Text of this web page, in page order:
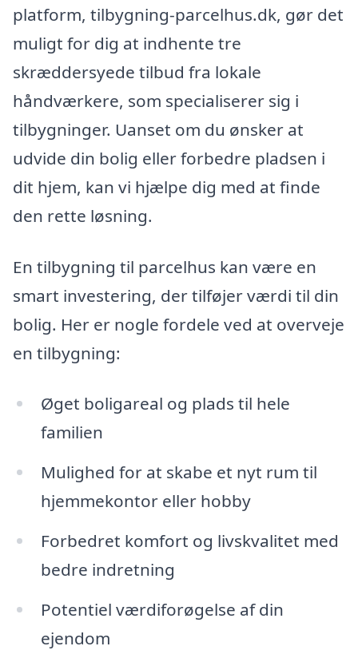
platform, tilbygning-parcelhus.dk, gør det
muligt for dig at indhente tre
skræddersyede tilbud fra lokale
håndværkere, som specialiserer sig i
tilbygninger. Uanset om du ønsker at
udvide din bolig eller forbedre pladsen i
dit hjem, kan vi hjælpe dig med at finde
den rette løsning.
En tilbygning til parcelhus kan være en
smart investering, der tilføjer værdi til din
bolig. Her er nogle fordele ved at overveje
en tilbygning:
Øget boligareal og plads til hele
familien
Mulighed for at skabe et nyt rum til
hjemmekontor eller hobby
Forbedret komfort og livskvalitet med
bedre indretning
Potentiel værdiforøgelse af din
ejendom